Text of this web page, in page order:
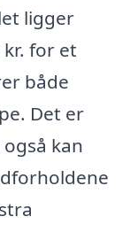
ligger
kr. for et
både
Det er
kan